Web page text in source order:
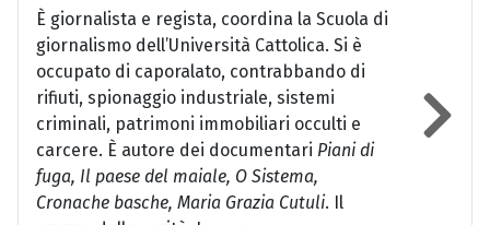
È giornalista e regista, coordina la Scuola di
giornalismo dell’Università Cattolica. Si è
occupato di caporalato, contrabbando di
rifiuti, spionaggio industriale, sistemi
criminali, patrimoni immobiliari occulti e
carcere. È autore dei documentari Piani di
fuga, Il paese del maiale, O Sistema,
Cronache basche, Maria Grazia Cutuli. Il